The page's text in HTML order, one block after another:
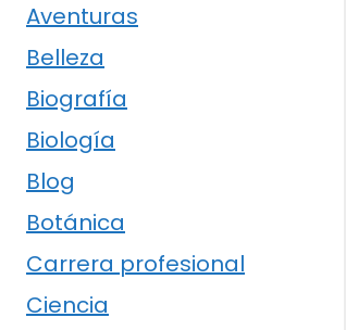
Aventuras
Belleza
Biografía
Biología
Blog
Botánica
Carrera profesional
Ciencia